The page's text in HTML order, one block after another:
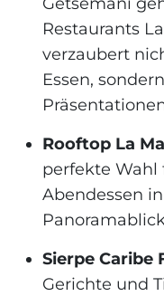
Getsemani
Restaurants
verzaubert
Essen,
Rooftop La
perfekte Wahl
Abendessen
Sierpe Caribe
Gerichte und